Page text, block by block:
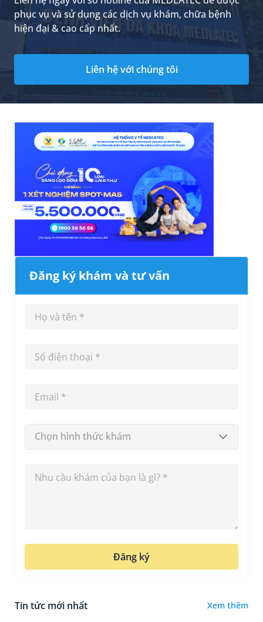
phục vụ và sử dụng các dịch vụ khám, chữa bệnh
hiện đại & cao cấp nhất.
Liên hệ với chúng tôi
Đăng ký khám và tư vấn
Chọn hình thức khám
Đăng ký
Tin tức mới nhất Xem thêm